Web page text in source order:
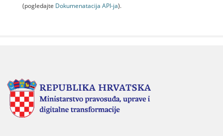
(pogledajte Dokumenаtаcijа API-jа).